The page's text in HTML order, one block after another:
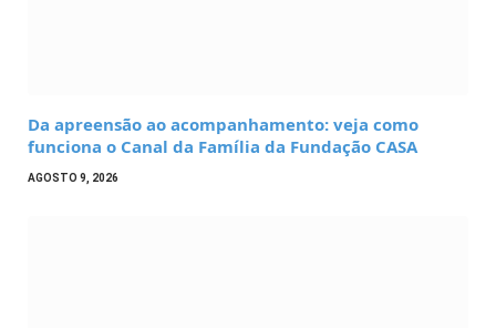
Da apreensão ao acompanhamento: veja como
funciona o Canal da Família da Fundação CASA
AGOSTO 9, 2026